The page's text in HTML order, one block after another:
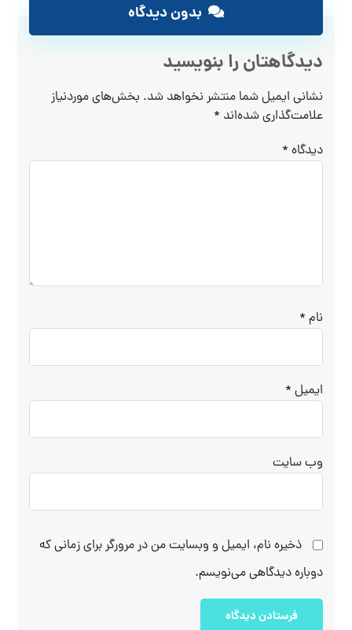
بدون دیدگاه
دیدگاهتان را بنویسید
نشانی ایمیل شما منتشر نخواهد شد. بخش‌های موردنیاز
علامت‌گذاری شده‌اند *
دیدگاه *
نام *
ایمیل *
وب‌ سایت
ذخیره نام، ایمیل و وبسایت من در مرورگر برای زمانی که
دوباره دیدگاهی می‌نویسم.
فرستادن دیدگاه